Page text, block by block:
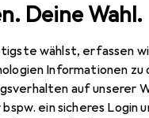
Deine Wahl.
wählst, erfassen
Informationen
auf unserer
ein sicheres Login
Verico LoopEnergy
EUR
5,64/1Stk.
LoopEnergy Pro
Stk., AA, 2220 mAh